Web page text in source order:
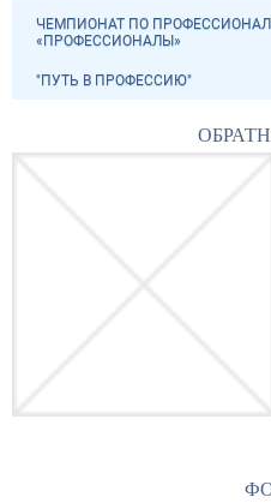
ЧЕМПИОНАТ ПО
«ПРОФЕССИОНАЛЫ»
"ПУТЬ В ПРОФЕССИЮ"